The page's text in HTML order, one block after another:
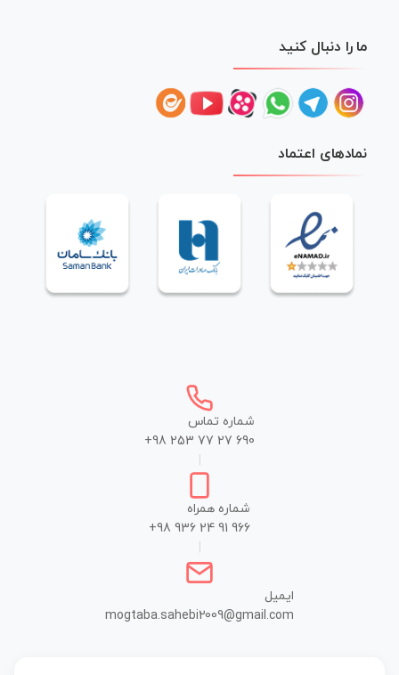
ما را دنبال کنید
نمادهای اعتماد
شماره تماس
+98 253 77 27 690
شماره همراه
+98 936 24 91 966
ایمیل
mogtaba.sahebi2009@gmail.com